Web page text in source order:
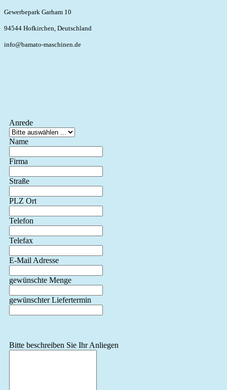
Gewerbepark Garham 10
94544 Hofkirchen, Deutschland
info@bamato-maschinen.de
Anrede
Name
Firma
Straße
PLZ Ort
Telefon
Telefax
E-Mail Adresse
gewünschte Menge
gewünschter Liefertermin
Bitte beschreiben Sie Ihr Anliegen